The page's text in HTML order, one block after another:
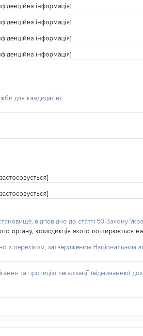
інформація]
інформація]
інформація]
інформація]
для кандидатів):
відповідно до статті 50 Закону
органу, юрисдикція якого поширюється
переліком, затвердженим Національним
та протидію легалізації